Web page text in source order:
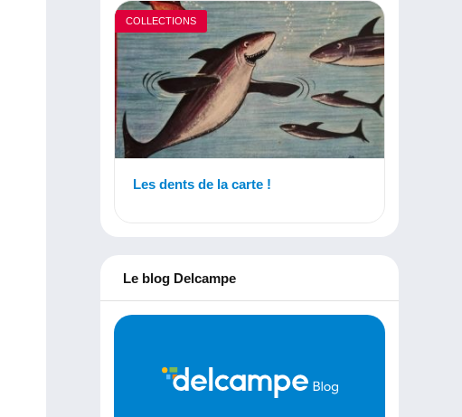
COLLECTIONS
Les dents de la carte !
Le blog Delcampe